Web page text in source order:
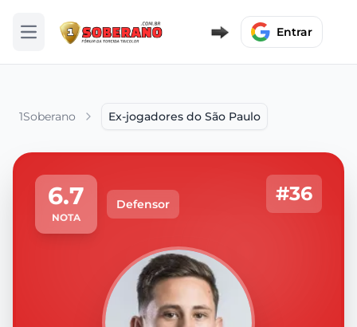
Abrir menu Entrar
1Soberano Ex-jogadores do São Paulo
6.7
NOTA
Defensor #36